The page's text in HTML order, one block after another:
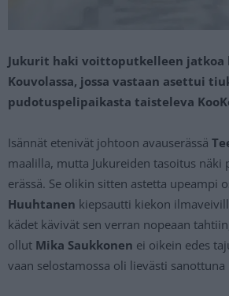
Jukurit haki voittoputkelleen jatkoa
Kouvolassa, jossa vastaan asettui
pudotuspelipaikasta taisteleva
Isännät etenivät johtoon avauserässä
maalilla, mutta Jukureiden tasoitus näki
erässä. Se olikin sitten astetta upeampi
Huuhtanen kiepsautti kiekon
kädet kävivät sen verran nopeaan
ollut Mika Saukkonen ei oikein edes
vaan selostamossa oli lievästi